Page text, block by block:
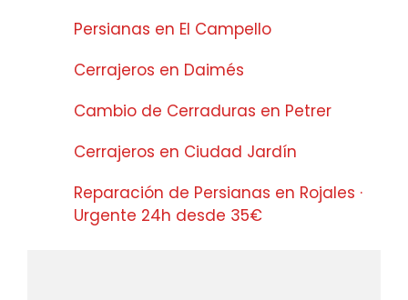
Persianas en El Campello
Cerrajeros en Daimés
Cambio de Cerraduras en Petrer
Cerrajeros en Ciudad Jardín
Reparación de Persianas en Rojales ·
Urgente 24h desde 35€